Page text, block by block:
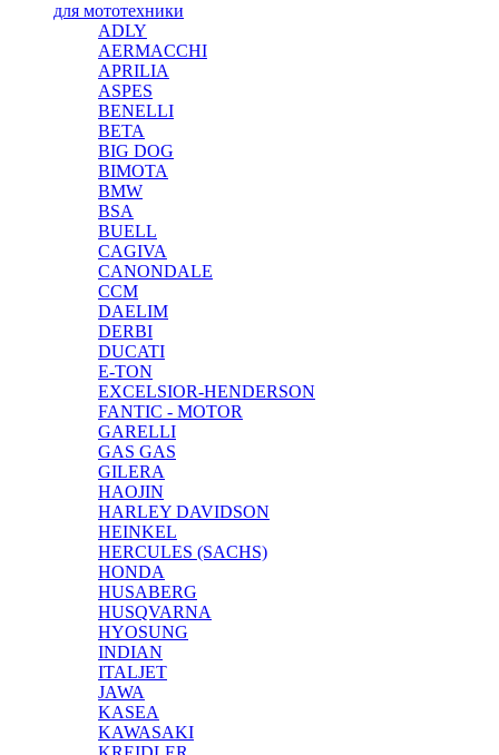
для мототехники
ADLY
AERMACCHI
APRILIA
ASPES
BENELLI
BETA
BIG DOG
BIMOTA
BMW
BSA
BUELL
CAGIVA
CANONDALE
CCM
DAELIM
DERBI
DUCATI
E-TON
EXCELSIOR-HENDERSON
FANTIC - MOTOR
GARELLI
GAS GAS
GILERA
HAOJIN
HARLEY DAVIDSON
HEINKEL
HERCULES (SACHS)
HONDA
HUSABERG
HUSQVARNA
HYOSUNG
INDIAN
ITALJET
JAWA
KASEA
KAWASAKI